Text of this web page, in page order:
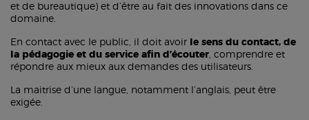
et de bureautique) et d’être au fait des innovations dans ce
domaine.
En contact avec le public, il doit avoir
le sens du contact, de
la pédagogie et du service afin d’écouter, comprendre et
répondre aux mieux aux demandes des utilisateurs.
La maitrise d’une langue, notamment l’anglais, peut être
exigée.